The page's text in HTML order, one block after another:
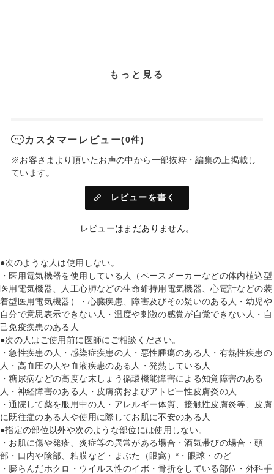
もっと見る
カスタマーレビュー(0件)
※お客さまより頂いたお声の中から一部抜粋・編集の上掲載し
ています。
レビューを書く
レビューはまだありません。
●次のような人は使用しない。
・医用電気機器を使用している人（ペースメーカーなどの体内植込型
医用電気機器、人工心肺などの生命維持用電気機器、心電計などの装
着型医用電気機器）・心臓疾患、障害及びその疑いのある人・幼児や
自分で意思表示できない人・温度や刺激の感覚が自覚できない人・自
己免疫疾患のある人
●次の人はご使用前に医師にご相談ください。
・急性疾患の人・感染症疾患の人・悪性腫瘍のある人・有熱性疾患の
人・高血圧の人や血液疾患のある人・発熱している人
・糖尿病などの高度な末しょう循環機能障害による知覚障害のある
人・神経障害のある人・皮膚病およびアトピー性皮膚炎の人
・通院して薬を服用中の人・アレルギー体質、接触性皮膚炎等、皮膚
に既往症のある人や使用に際してお肌に不安のある人
●指定の部位以外や次のような部位には使用しない。
・お肌に傷や発疹、炎症等の異常がある場合・酒気帯びの場合・頭
部・口内や陰部、粘膜など・まぶた（眼窩）*・眼球・のど
・膨らんだホクロ・ウイルス性のイボ・骨折をしている部位・外科手